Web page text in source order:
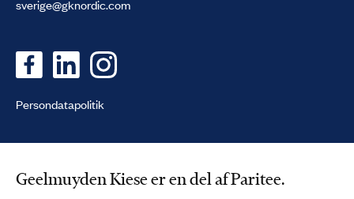
sverige@gknordic.com
Persondatapolitik
Geelmuyden Kiese er en del af Paritee.